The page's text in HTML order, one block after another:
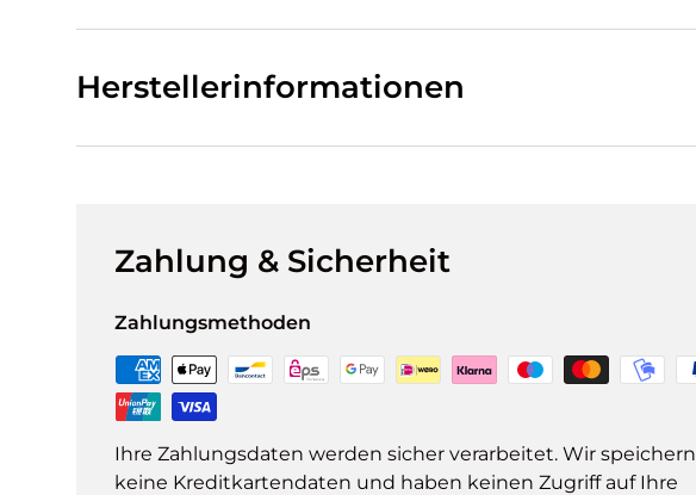
Herstellerinformationen
Zahlung & Sicherheit
Zahlungsmethoden
Ihre Zahlungsdaten werden sicher verarbeitet. Wir speichern
keine Kreditkartendaten und haben keinen Zugriff auf Ihre